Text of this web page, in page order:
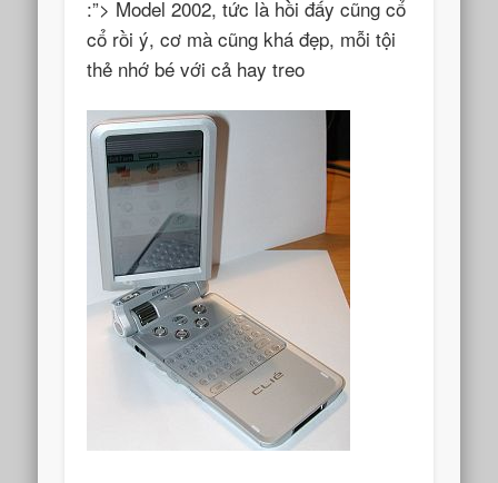
:”> Model 2002, tức là hồi đấy cũng cổ
cổ rồi ý, cơ mà cũng khá đẹp, mỗi tội
thẻ nhớ bé với cả hay treo